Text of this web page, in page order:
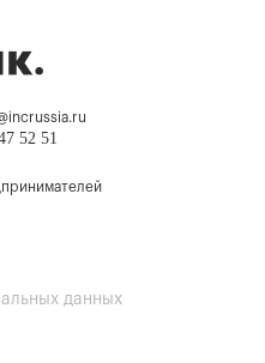
52 51
данных